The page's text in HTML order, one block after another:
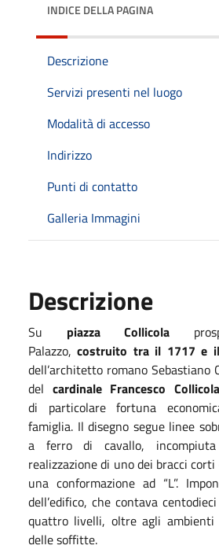
INDICE DELLA PAGINA
Descrizione
Servizi presenti nel luogo
Modalità di accesso
Indirizzo
Punti di contatto
Galleria Immagini
Descrizione
Su piazza Collicola
Palazzo,costruito tra il 1717 e
dell’architetto romano Sebastiano
del cardinale Francesco Collicola
di particolare fortuna
famiglia. Il disegno segue linee
a ferro di cavallo,
realizzazione di uno dei bracci
una conformazione ad “L”.
dell’edifico, che contava
quattro livelli, oltre agli
delle soffitte.